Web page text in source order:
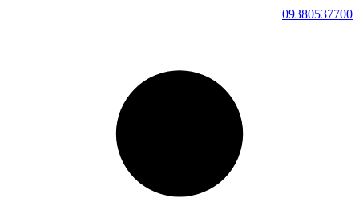
09380537700